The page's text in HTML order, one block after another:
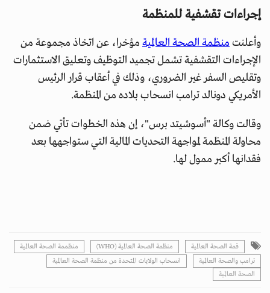
إجراءات تقشفية للمنظمة
وأعلنتمنظمة الصحة العالمية مؤخرا، عن اتخاذ مجموعة من
الإجراءات التقشفية تشمل تجميد التوظيف وتعليق الاستثمارات
وتقليص السفر غير الضروري، وذلك في أعقاب قرار الرئيس
الأمريكي دونالد ترامب انسحاب بلاده من المنظمة.
وقالت وكالة "أسوشيتد برس"، إن هذه الخطوات تأتي ضمن
محاولة المنظمة لمواجهة التحديات المالية التي ستواجهها بعد
فقدانها أكبر ممول لها.
قمة الصحة العالمية منظمة الصحة العالمية (WHO)
منظممة الصحة العالمية
ترامب والصحة العالمية
انسحاب الولايات المتحدة من منظمة الصحة العالمية
الصحة العالمية